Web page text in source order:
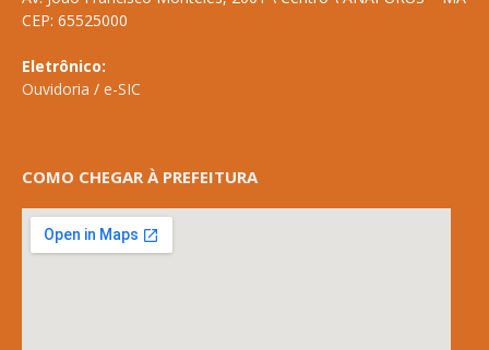
CEP: 65525000
Eletrônico:
Ouvidoria / e-SIC
COMO CHEGAR À PREFEITURA